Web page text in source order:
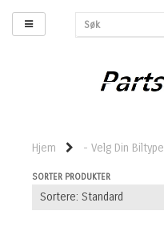
Hjem - Velg Din Biltype
SORTER PRODUKTER